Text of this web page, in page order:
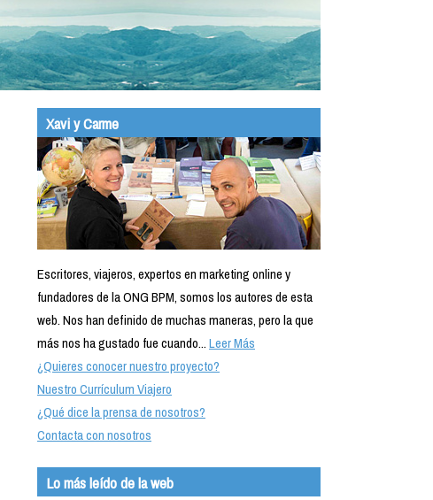
Xavi y Carme
Escritores, viajeros, expertos en marketing online y
fundadores de la ONG BPM, somos los autores de esta
web. Nos han definido de muchas maneras, pero la que
más nos ha gustado fue cuando...Leer Más
¿Quieres conocer nuestro proyecto?
Nuestro Currículum Viajero
¿Qué dice la prensa de nosotros?
Contacta con nosotros
Lo más leído de la web